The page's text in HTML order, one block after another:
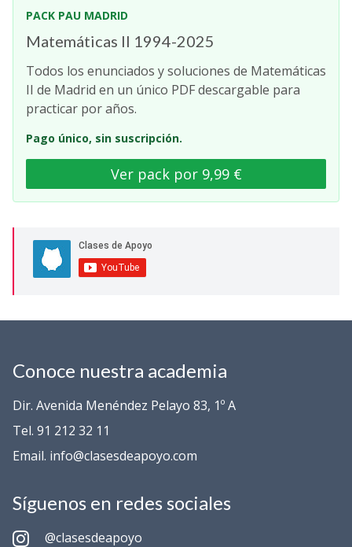
PACK PAU MADRID
Matemáticas II 1994-2025
Todos los enunciados y soluciones de Matemáticas
II de Madrid en un único PDF descargable para
practicar por años.
Pago único, sin suscripción.
Ver pack por 9,99 €
Conoce nuestra academia
Dir. Avenida Menéndez Pelayo 83, 1º A
Tel. 91 212 32 11
Email. info@clasesdeapoyo.com
Síguenos en redes sociales
@clasesdeapoyo